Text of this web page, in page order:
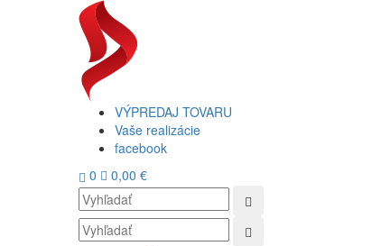
VÝPREDAJ TOVARU
Vaše realizácie
facebook
0
0,00 €